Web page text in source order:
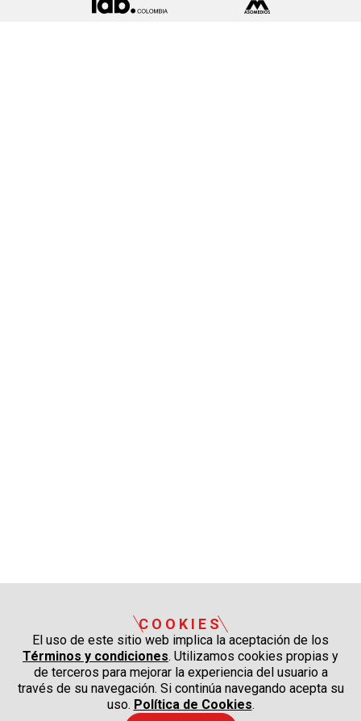
COOKIES
El uso de este sitio web implica la aceptación de los
Términos y condiciones. Utilizamos cookies propias y
de terceros para mejorar la experiencia del usuario a
través de su navegación. Si continúa navegando acepta su
uso. Política de Cookies.